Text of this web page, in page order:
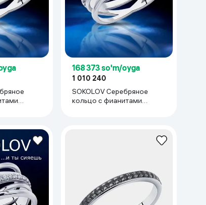
Kameralar
168 373 so'm/oyga
1 010 240
SOKOLOV Серебряное
кольцо с фианитами